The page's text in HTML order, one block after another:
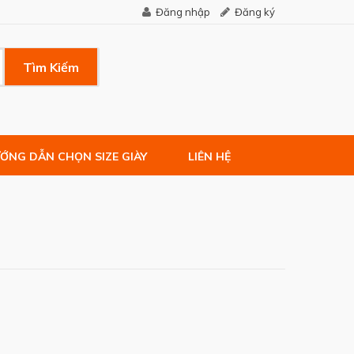
Đăng nhập Đăng ký
Tìm Kiếm
DẪN CHỌN SIZE GIÀY LIÊN HỆ